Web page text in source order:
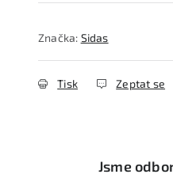
Značka: Sidas
Tisk Zeptat se
Jsme